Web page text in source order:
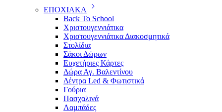
ΕΠΟΧΙΑΚΑ
Back To School
Χριστουγεννιάτικα
Χριστουγεννιάτικα Διακοσμητικά
Στολίδια
Σάκοι Δώρων
Ευχετήριες Κάρτες
Δώρα Αγ. Βαλεντίνου
Δέντρα Led & Φωτιστικά
Γούρια
Πασχαλινά
Λαμπάδες